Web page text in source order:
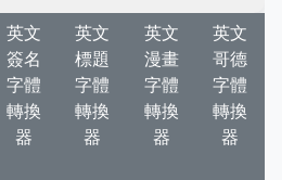
英文
簽名
字體
轉換
器
英文
標題
字體
轉換
器
英文
漫畫
字體
轉換
器
英文
哥德
字體
轉換
器